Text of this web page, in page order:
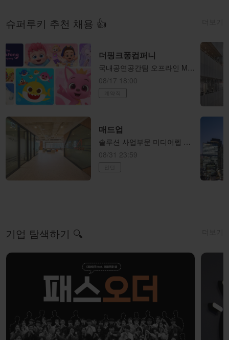
슈퍼루키 추천 채용 👍
더핑크퐁컴퍼니
08/17 18:00
매드업
솔루션 사업부문 미디어렙 본부 세일즈팀 LEVER Xpert(B2B SaaS) 세일즈 매니저 (전환형 인턴)
08/31 23:59
기업 탐색하기 🔍